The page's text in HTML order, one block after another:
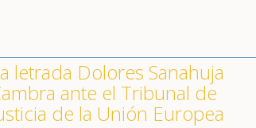
letrada Dolores Sanahuja
ante el Tribunal de
de la Unión Europea